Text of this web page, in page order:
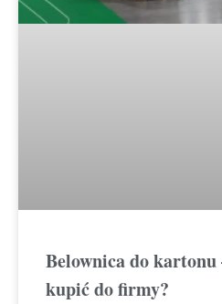
Belownica do
kupić do firmy?